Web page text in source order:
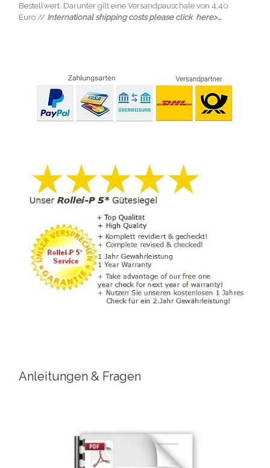
Bestellwert. Darunter gilt eine Versandpauschale von 4,40
Euro // International shipping costs please click here>...
Anleitungen & Fragen